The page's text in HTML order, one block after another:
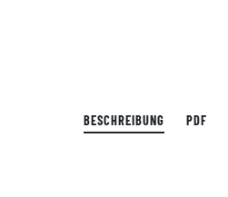
BESCHREIBUNG PDF